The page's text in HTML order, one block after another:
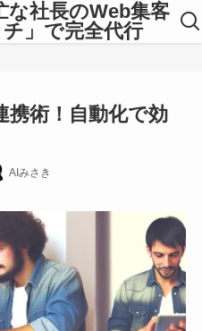
な社長のWeb集客
」で完全代行
術！自動化で効
AIみさき